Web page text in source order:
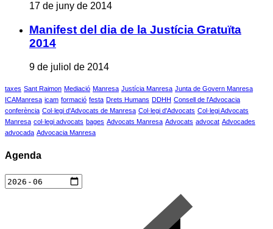
17 de juny de 2014
Manifest del dia de la Justícia Gratuïta
2014
9 de juliol de 2014
taxes Sant Raimon Mediació Manresa Justícia Manresa Junta de Govern Manresa
ICAManresa icam formació festa Drets Humans DDHH Consell de l'Advocacia
conferència Col·legi d'Advocats de Manresa Col·legi d'Advocats Col·legi Advocats
Manresa col·legi advocats bages Advocats Manresa Advocats advocat Advocades
advocada Advocacia Manresa
Agenda